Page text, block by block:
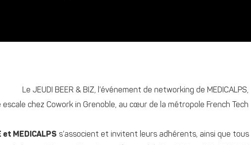
Le JEUDI BEER & BIZ, l’événement de networking de MEDICALPS,
chez Cowork in Grenoble, au cœur de la métropole French Tech
et MEDICALPS s’associent et invitent leurs adhérents, ainsi que tous